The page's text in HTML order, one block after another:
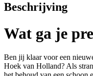
Beschrijving
Wat ga je
Ben jij klaar voor een
Hoek van Holland? Als